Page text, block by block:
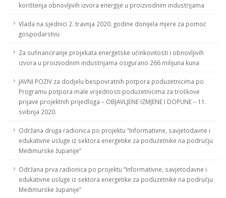
korištenja obnovljivih izvora energije u proizvodnim industrijama
Vlada na sjednici 2. travnja 2020. godine donijela mjere za pomoć
gospodarstvu
Za sufinanciranje projekata energetske učinkovitosti i obnovljivih
izvora u proizvodnim industrijama osigurano 266 milijuna kuna
JAVNI POZIV za dodjelu bespovratnih potpora poduzetnicima po
Programu potpora male vrijednosti poduzetnicima za troškove
prijave projektnih prijedloga – OBJAVLJENE IZMJENE I DOPUNE – 11.
svibnja 2020.
Održana druga radionica po projektu “Informativne, savjetodavne i
edukativne usluge iz sektora energetike za poduzetnike na području
Međimurske županije”
Održana prva radionica po projektu “Informativne, savjetodavne i
edukativne usluge iz sektora energetike za poduzetnike na području
Međimurske županije”